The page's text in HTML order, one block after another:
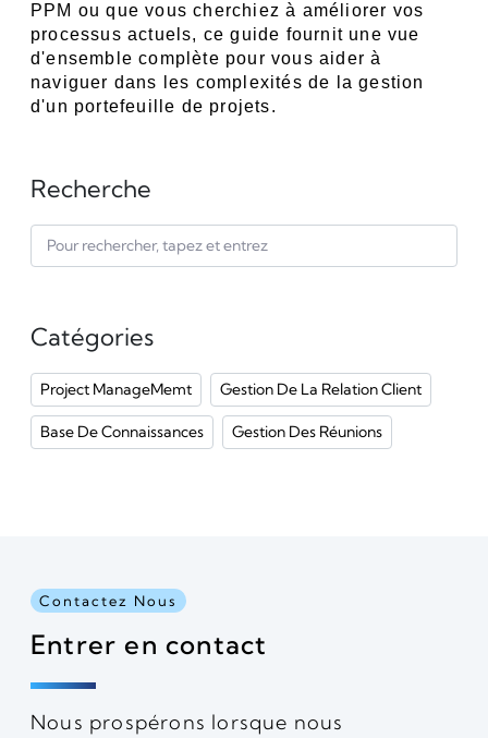
PPM ou que vous cherchiez à améliorer vos
processus actuels, ce guide fournit une vue
d'ensemble complète pour vous aider à
naviguer dans les complexités de la gestion
d'un portefeuille de projets.
Recherche
Catégories
Project ManageMemt Gestion De La Relation Client
Base De Connaissances Gestion Des Réunions
Contactez Nous
Entrer en contact
Nous prospérons lorsque nous